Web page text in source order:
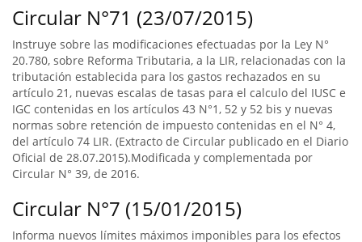
Circular N°71 (23/07/2015)
Instruye sobre las modificaciones efectuadas por la Ley N°
20.780, sobre Reforma Tributaria, a la LIR, relacionadas con la
tributación establecida para los gastos rechazados en su
artículo 21, nuevas escalas de tasas para el calculo del IUSC e
IGC contenidas en los artículos 43 N°1, 52 y 52 bis y nuevas
normas sobre retención de impuesto contenidas en el N° 4,
del artículo 74 LIR. (Extracto de Circular publicado en el Diario
Oficial de 28.07.2015).Modificada y complementada por
Circular N° 39, de 2016.
Circular N°7 (15/01/2015)
Informa nuevos límites máximos imponibles para los efectos